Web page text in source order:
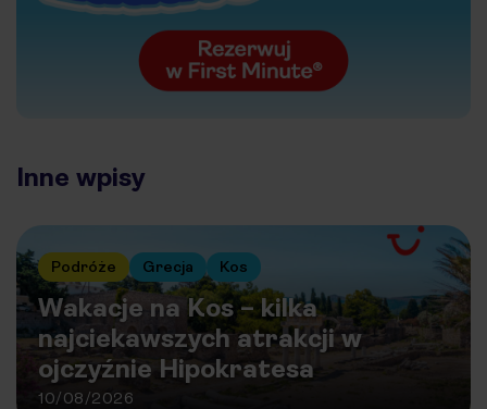
Inne wpisy
Podróże Grecja Kos
Wakacje na Kos – kilka
najciekawszych atrakcji w
ojczyźnie Hipokratesa
10/08/2026